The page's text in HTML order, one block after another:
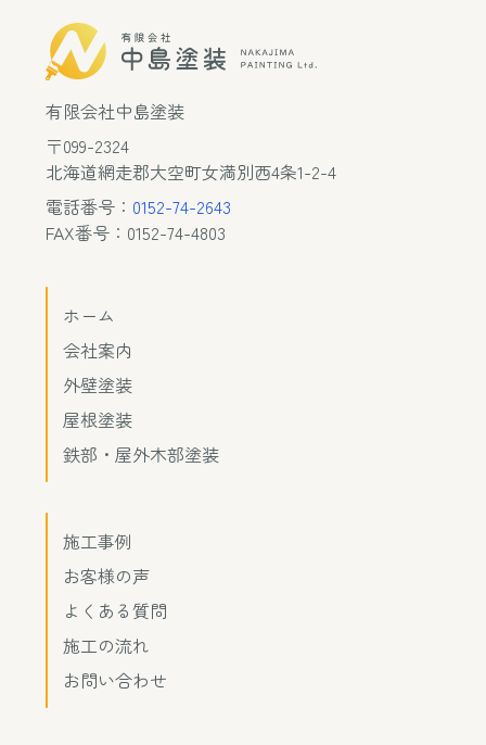
有限会社中島塗装
〒099-2324
北海道網走郡大空町女満別西4条1-2-4
電話番号： 0152-74-2643
FAX番号：0152-74-4803
ホーム
会社案内
外壁塗装
屋根塗装
鉄部・屋外木部塗装
施工事例
お客様の声
よくある質問
施工の流れ
お問い合わせ